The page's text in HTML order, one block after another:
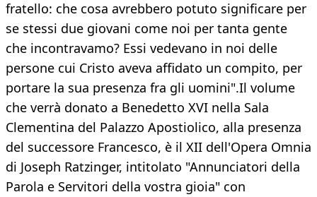
fratello: che cosa avrebbero potuto significare per
se stessi due giovani come noi per tanta gente
che incontravamo? Essi vedevano in noi delle
persone cui Cristo aveva affidato un compito, per
portare la sua presenza fra gli uomini".Il volume
che verrà donato a Benedetto XVI nella Sala
Clementina del Palazzo Apostiolico, alla presenza
del successore Francesco, è il XII dell'Opera Omnia
di Joseph Ratzinger, intitolato "Annunciatori della
Parola e Servitori della vostra gioia" con